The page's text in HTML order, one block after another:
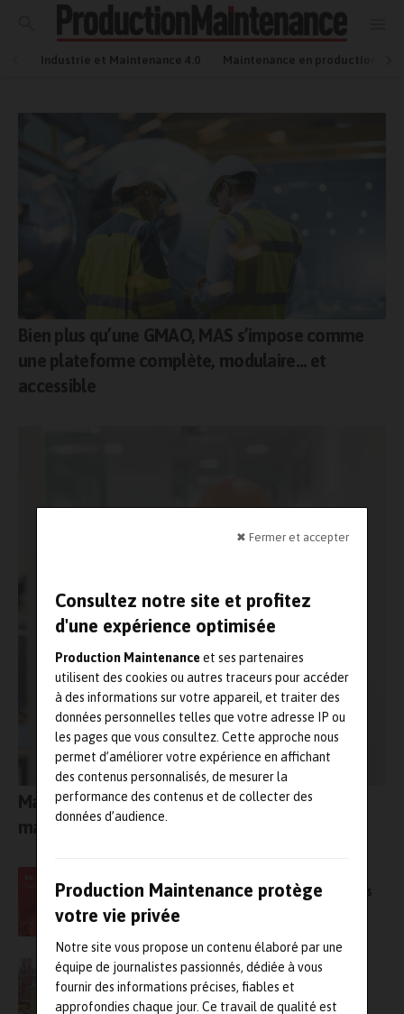
✖ Fermer et accepter
Consultez notre site et profitez
d'une expérience optimisée
Production Maintenanceet ses partenaires
utilisent des cookies ou autres traceurs pour accéder
à des informations sur votre appareil, et traiter des
données personnelles telles que votre adresse IP ou
les pages que vous consultez. Cette approche nous
permet d’améliorer votre expérience en affichant
des contenus personnalisés, de mesurer la
performance des contenus et de collecter des
données d’audience.
Production Maintenance protège
votre vie privée
Notre site vous propose un contenu élaboré par une
équipe de journalistes passionnés, dédiée à vous
fournir des informations précises, fiables et
approfondies chaque jour. Ce travail de qualité est
Industrie et Maintenance 4.0 Maintenance en production
Bien plus qu’une GMAO, MAS s’impose comme
une plateforme complète, modulaire… et
accessible
Maintenance industrielle, le coût caché du
maintien de l’existant
Maintenez votre production avec Chaudières
Location
Cabine toilette sèche chantier : ça coule de
source !